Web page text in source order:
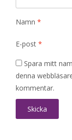
Namn *
E-post *
Spara mitt
denna
kommentar.